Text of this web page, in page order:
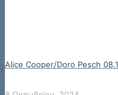
Alice Cooper/Doro Pesch